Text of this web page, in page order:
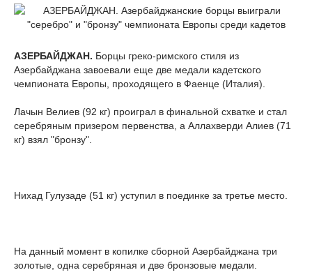
АЗЕРБАЙДЖАН. Борцы греко-римского стиля из
Азербайджана завоевали еще две медали кадетского
чемпионата Европы, проходящего в Фаенце (Италия).
Лачын Велиев (92 кг) проиграл в финальной схватке и стал
серебряным призером первенства, а Аллахверди Алиев (71
кг) взял "бронзу".
Нихад Гулузаде (51 кг) уступил в поединке за третье место.
На данный момент в копилке сборной Азербайджана три
золотые, одна серебряная и две бронзовые медали.